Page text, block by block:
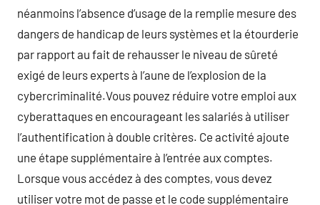
néanmoins l’absence d’usage de la remplie mesure des
dangers de handicap de leurs systèmes et la étourderie
par rapport au fait de rehausser le niveau de sûreté
exigé de leurs experts à l’aune de l’explosion de la
cybercriminalité.Vous pouvez réduire votre emploi aux
cyberattaques en encourageant les salariés à utiliser
l’authentification à double critères. Ce activité ajoute
une étape supplémentaire à l’entrée aux comptes.
Lorsque vous accédez à des comptes, vous devez
utiliser votre mot de passe et le code supplémentaire